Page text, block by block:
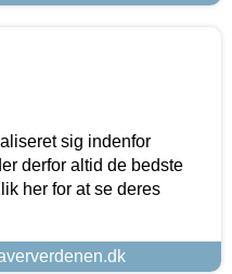
sig indenfor
derfor altid de bedste
her for at se deres